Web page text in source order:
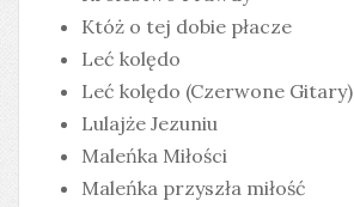
Któż o tej dobie płacze
Leć kolędo
Leć kolędo (Czerwone Gitary)
Lulajże Jezuniu
Maleńka Miłości
Maleńka przyszła miłość